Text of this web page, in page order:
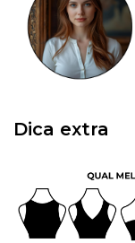
Dica extra